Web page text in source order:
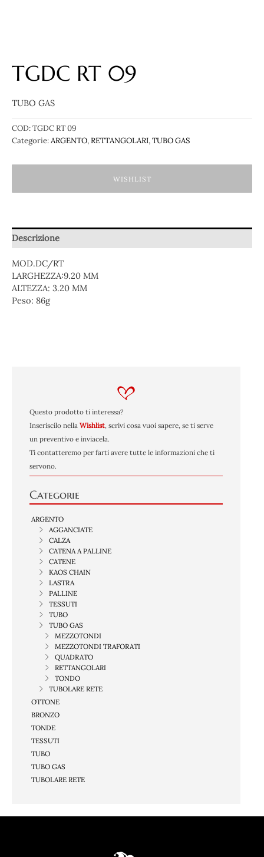
Questo prodotto ti interessa?
Inseriscilo nella Wishlist, scrivi cosa vuoi sapere, se ti serve
un preventivo e inviacela.
Ti contatteremo per farti avere tutte le informazioni che ti
servono.
Categorie
ARGENTO
AGGANCIATE
CALZA
CATENA A PALLINE
CATENE
KAOS CHAIN
LASTRA
PALLINE
TESSUTI
TUBO
TUBO GAS
MEZZOTONDI
MEZZOTONDI TRAFORATI
QUADRATO
RETTANGOLARI
TONDO
TUBOLARE RETE
OTTONE
BRONZO
TONDE
TESSUTI
TUBO
TUBO GAS
TUBOLARE RETE
TGDC RT 09
TUBO GAS
COD:TGDC RT 09
Categorie:ARGENTO,RETTANGOLARI,TUBO GAS
WISHLIST
Descrizione
MOD.DC/RT
LARGHEZZA:9.20 MM
ALTEZZA: 3.20 MM
Peso: 86g